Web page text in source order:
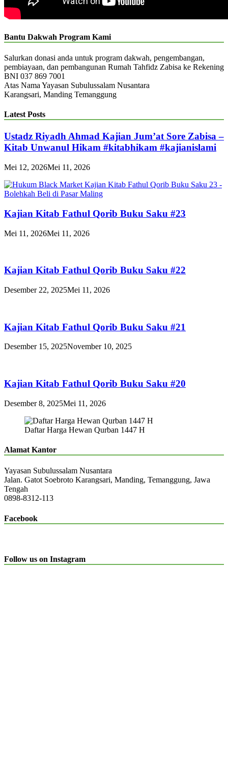
Bantu Dakwah Program Kami
Salurkan donasi anda untuk program dakwah, pengembangan,
pembiayaan, dan pembangunan Rumah Tahfidz Zabisa ke Rekening
BNI 037 869 7001
Atas Nama Yayasan Subulussalam Nusantara
Karangsari, Manding Temanggung
Latest Posts
Ustadz Riyadh Ahmad Kajian Jum’at Sore Zabisa –
Kitab Unwanul Hikam #kitabhikam #kajianislami
Mei 12, 2026Mei 11, 2026
Kajian Kitab Fathul Qorib Buku Saku #23
Mei 11, 2026Mei 11, 2026
Kajian Kitab Fathul Qorib Buku Saku #22
Desember 22, 2025Mei 11, 2026
Kajian Kitab Fathul Qorib Buku Saku #21
Desember 15, 2025November 10, 2025
Kajian Kitab Fathul Qorib Buku Saku #20
Desember 8, 2025Mei 11, 2026
Daftar Harga Hewan Qurban 1447 H
Alamat Kantor
Yayasan Subulussalam Nusantara
Jalan. Gatot Soebroto Karangsari, Manding, Temanggung, Jawa
Tengah
0898-8312-113
Facebook
Follow us on Instagram